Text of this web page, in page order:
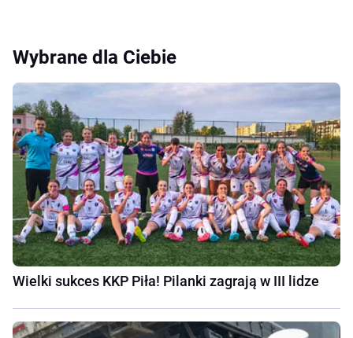
Wybrane dla Ciebie
Wielki sukces KKP Piła! Pilanki zagrają w III lidze